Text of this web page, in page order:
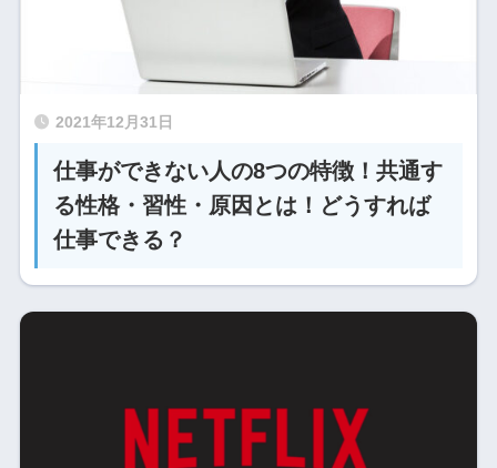
2021年12月31日
仕事ができない人の8つの特徴！共通す
る性格・習性・原因とは！どうすれば
仕事できる？